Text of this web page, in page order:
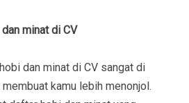
minat di CV
dan minat di CV sangat di
kamu lebih menonjol.